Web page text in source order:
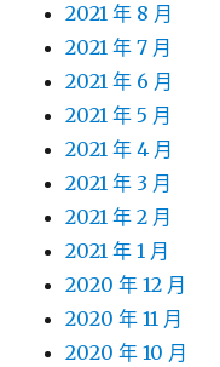
2021 年 8 月
2021 年 7 月
2021 年 6 月
2021 年 5 月
2021 年 4 月
2021 年 3 月
2021 年 2 月
2021 年 1 月
2020 年 12 月
2020 年 11 月
2020 年 10 月